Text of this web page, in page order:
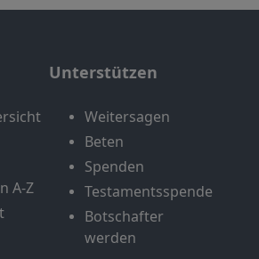
A-Z
Unterstützen
Weitersagen
Beten
Spenden
Testamentsspende
Botschafter
werden